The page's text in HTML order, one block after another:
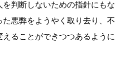
を判断しないための指針にもな
た悪弊をようやく取り去り、不
ることができつつあるように